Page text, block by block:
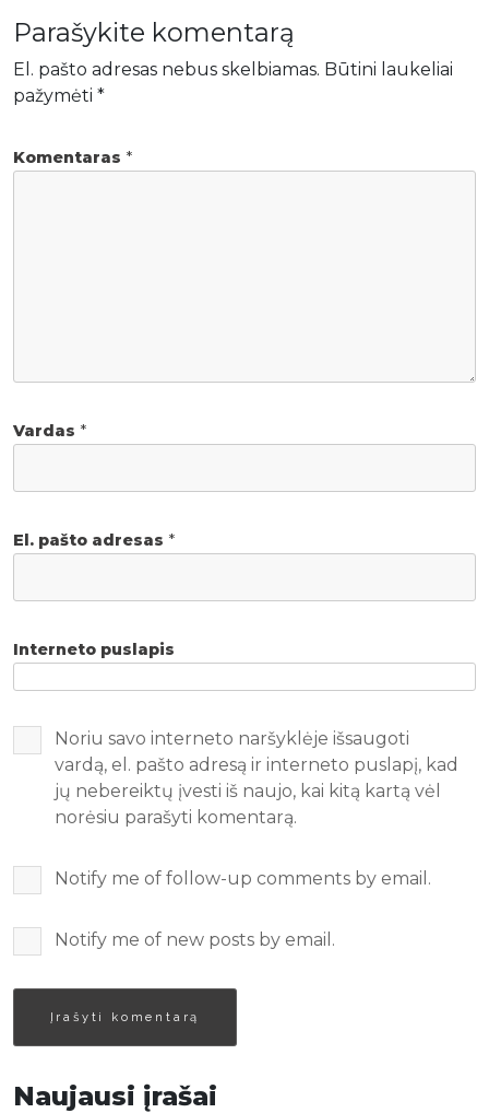
Parašykite komentarą
El. pašto adresas nebus skelbiamas. Būtini laukeliai
pažymėti *
Komentaras *
Vardas *
El. pašto adresas *
Interneto puslapis
Noriu savo interneto naršyklėje išsaugoti
vardą, el. pašto adresą ir interneto puslapį, kad
jų nebereiktų įvesti iš naujo, kai kitą kartą vėl
norėsiu parašyti komentarą.
Notify me of follow-up comments by email.
Notify me of new posts by email.
Naujausi įrašai